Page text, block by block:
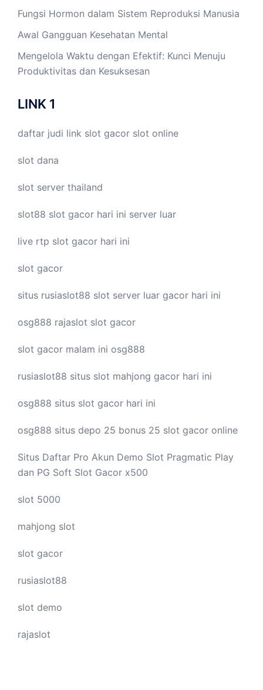
Fungsi Hormon dalam Sistem Reproduksi Manusia
Awal Gangguan Kesehatan Mental
Mengelola Waktu dengan Efektif: Kunci Menuju
Produktivitas dan Kesuksesan
LINK 1
daftar judi link slot gacor slot online
slot dana
slot server thailand
slot88 slot gacor hari ini server luar
live rtp slot gacor hari ini
slot gacor
situs rusiaslot88 slot server luar gacor hari ini
osg888 rajaslot slot gacor
slot gacor malam ini osg888
rusiaslot88 situs slot mahjong gacor hari ini
osg888 situs slot gacor hari ini
osg888 situs depo 25 bonus 25 slot gacor online
Situs Daftar Pro Akun Demo Slot Pragmatic Play
dan PG Soft Slot Gacor x500
slot 5000
mahjong slot
slot gacor
rusiaslot88
slot demo
rajaslot